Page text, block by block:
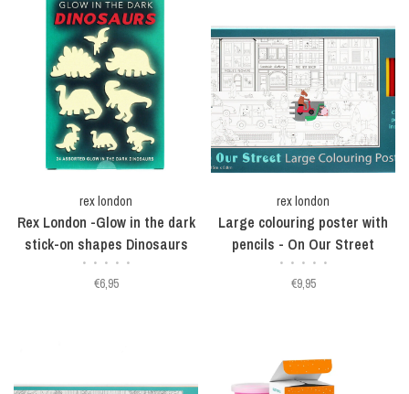
rex london
Rex London -Glow in the dark
stick-on shapes Dinosaurs
• • • • •
€6,95
rex london
Large colouring poster with
pencils - On Our Street
• • • • •
€9,95